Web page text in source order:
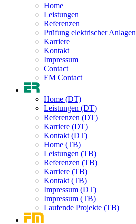
Home
Leistungen
Referenzen
Prüfung elektrischer Anlagen
Karriere
Kontakt
Impressum
Contact
EM Contact
Home (DT)
Leistungen (DT)
Referenzen (DT)
Karriere (DT)
Kontakt (DT)
Home (TB)
Leistungen (TB)
Referenzen (TB)
Karriere (TB)
Kontakt (TB)
Impressum (DT)
Impressum (TB)
Laufende Projekte (TB)